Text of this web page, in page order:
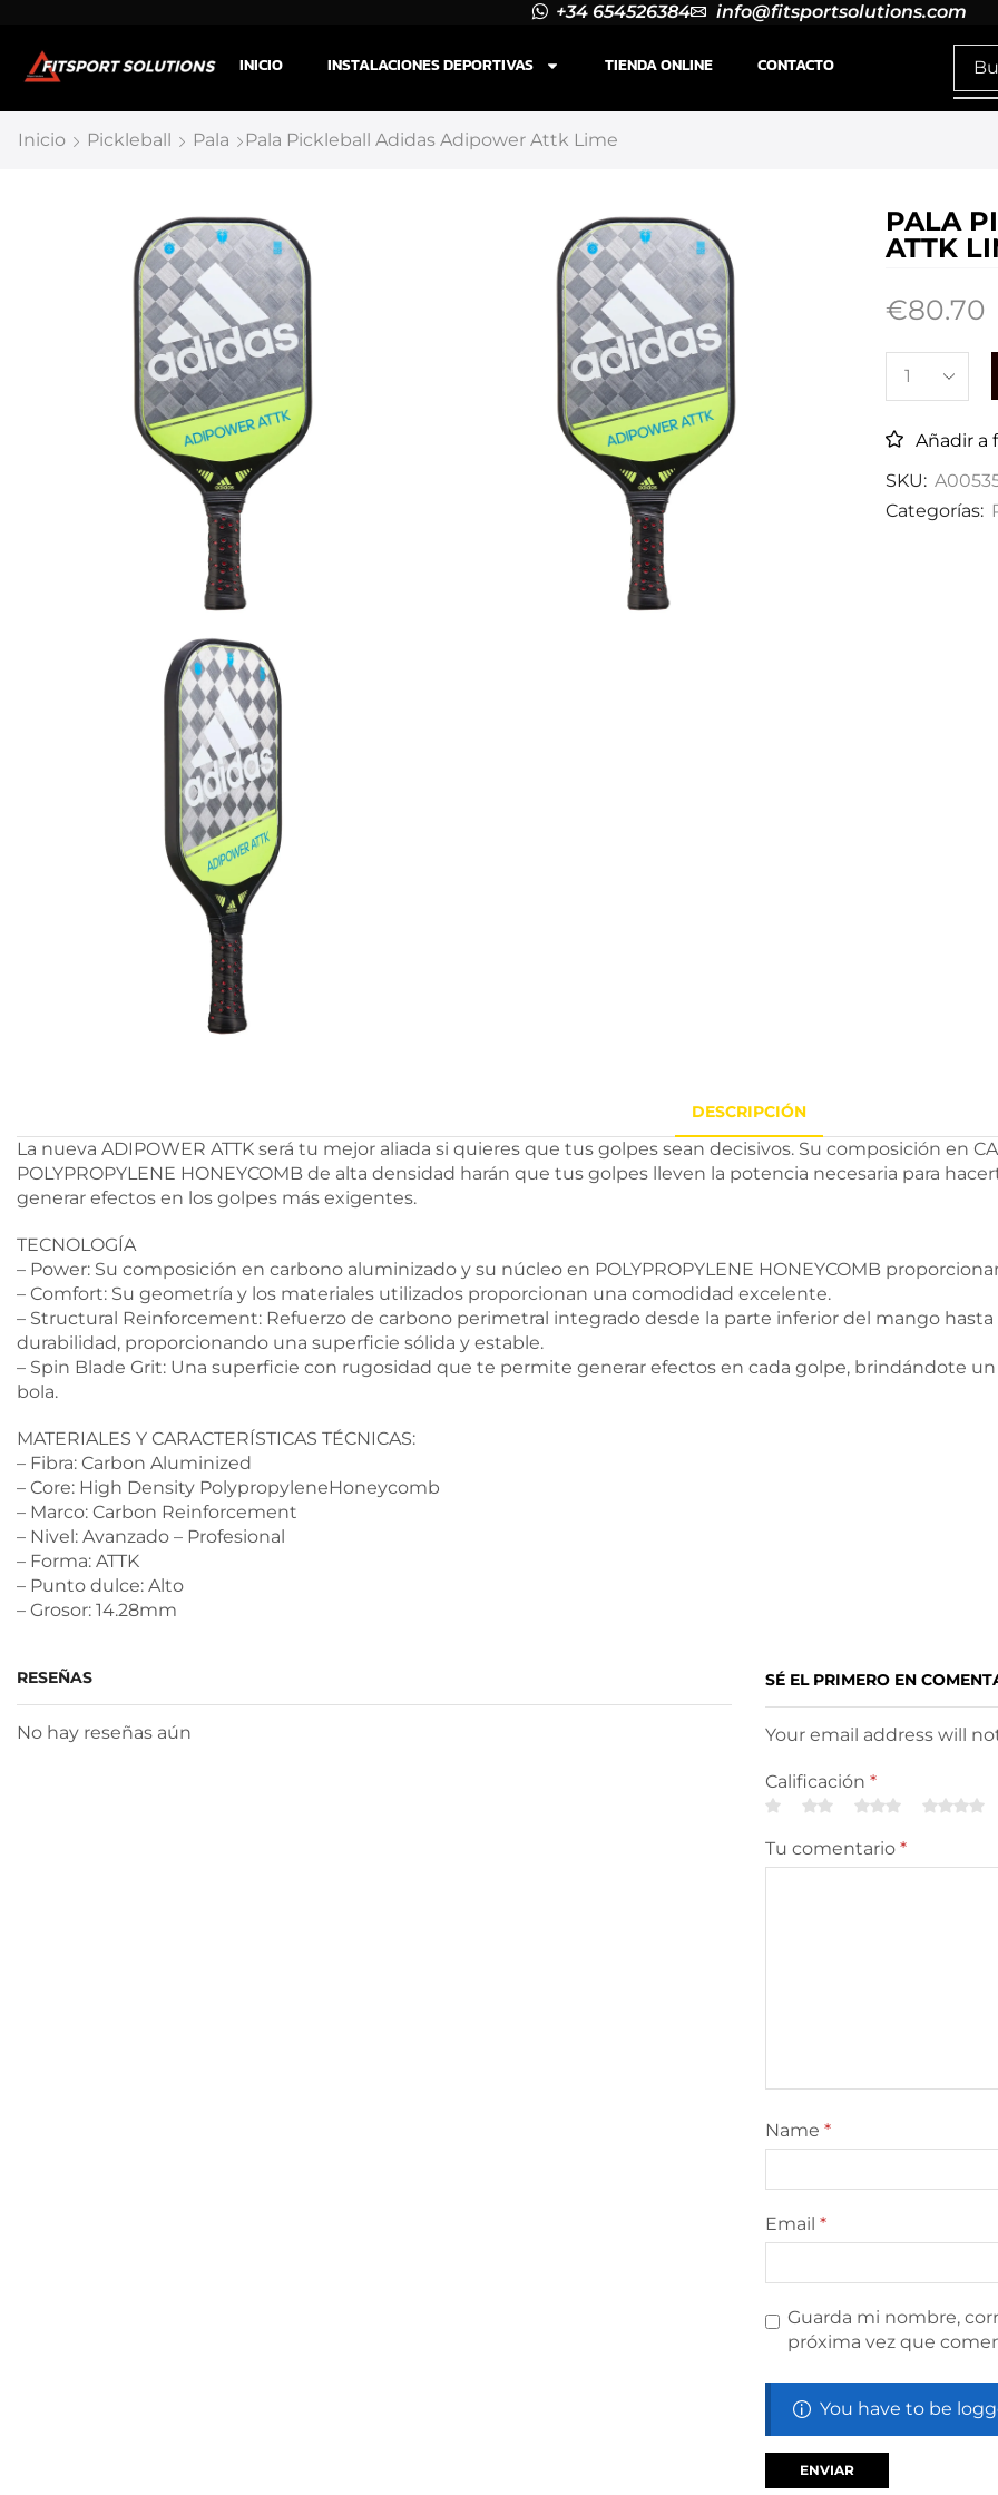
+34 654526384 info@fitsportsolutions.com
INICIO INSTALACIONES DEPORTIVAS TIENDA ONLINE CONTACTO
Inicio Pickleball Pala Pala Pickleball Adidas Adipower Attk Lime
PALA
ATTK
€80.70
Añadir a
SKU:
Categorías:
DESCRIPCIÓN
La nueva ADIPOWER ATTK será tu mejor aliada si quieres que tus golpes sean decisivos. Su composición en
POLYPROPYLENE HONEYCOMB de alta densidad harán que tus golpes lleven la potencia necesaria para
generar efectos en los golpes más exigentes.
TECNOLOGÍA
– Power: Su composición en carbono aluminizado y su núcleo en POLYPROPYLENE HONEYCOMB
– Comfort: Su geometría y los materiales utilizados proporcionan una comodidad excelente.
– Structural Reinforcement: Refuerzo de carbono perimetral integrado desde la parte inferior del mango hasta
durabilidad, proporcionando una superficie sólida y estable.
– Spin Blade Grit: Una superficie con rugosidad que te permite generar efectos en cada golpe, brindándote
bola.
MATERIALES Y CARACTERÍSTICAS TÉCNICAS:
– Fibra: Carbon Aluminized
– Core: High Density PolypropyleneHoneycomb
– Marco: Carbon Reinforcement
– Nivel: Avanzado – Profesional
– Forma: ATTK
– Punto dulce: Alto
– Grosor: 14.28mm
RESEÑAS
No hay reseñas aún
SÉ EL PRIMERO EN
Your email address will
Calificación *
Tu comentario *
Name *
Email *
Guarda mi nombre,
próxima vez que
You have to be